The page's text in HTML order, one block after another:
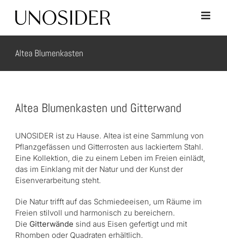
content
Altea Blumenkasten
Altea Blumenkasten und Gitterwand
UNOSIDER ist zu Hause. Altea ist eine Sammlung von
Pflanzgefässen und Gitterrosten aus lackiertem Stahl.
Eine Kollektion, die zu einem Leben im Freien einlädt,
das im Einklang mit der Natur und der Kunst der
Eisenverarbeitung steht.
Die Natur trifft auf das Schmiedeeisen, um Räume im
Freien stilvoll und harmonisch zu bereichern.
Die Gitterwände sind aus Eisen gefertigt und mit
Rhomben oder Quadraten erhältlich.